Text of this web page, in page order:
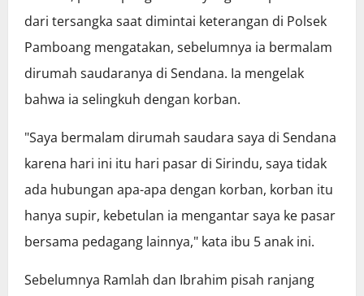
dari tersangka saat dimintai keterangan di Polsek
Pamboang mengatakan, sebelumnya ia bermalam
dirumah saudaranya di Sendana. Ia mengelak
bahwa ia selingkuh dengan korban.
"Saya bermalam dirumah saudara saya di Sendana
karena hari ini itu hari pasar di Sirindu, saya tidak
ada hubungan apa-apa dengan korban, korban itu
hanya supir, kebetulan ia mengantar saya ke pasar
bersama pedagang lainnya," kata ibu 5 anak ini.
Sebelumnya Ramlah dan Ibrahim pisah ranjang